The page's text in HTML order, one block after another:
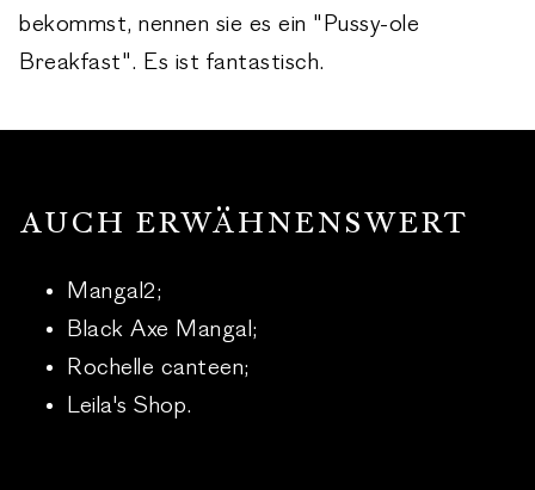
bekommst, nennen sie es ein "Pussy-ole
Breakfast". Es ist fantastisch.
AUCH ERWÄHNENSWERT
Mangal2;
Black Axe Mangal;
Rochelle canteen;
Leila's Shop.